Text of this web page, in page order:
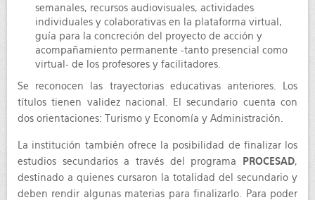
semanales, recursos audiovisuales, actividades
individuales y colaborativas en la plataforma virtual,
guía para la concreción del proyecto de acción y
acompañamiento permanente -tanto presencial como
virtual- de los profesores y facilitadores.
Se reconocen las trayectorias educativas anteriores. Los
títulos tienen validez nacional. El secundario cuenta con
dos orientaciones: Turismo y Economía y Administración.
La institución también ofrece la posibilidad de finalizar los
estudios secundarios a través del programa PROCESAD,
destinado a quienes cursaron la totalidad del secundario y
deben rendir algunas materias para finalizarlo. Para poder